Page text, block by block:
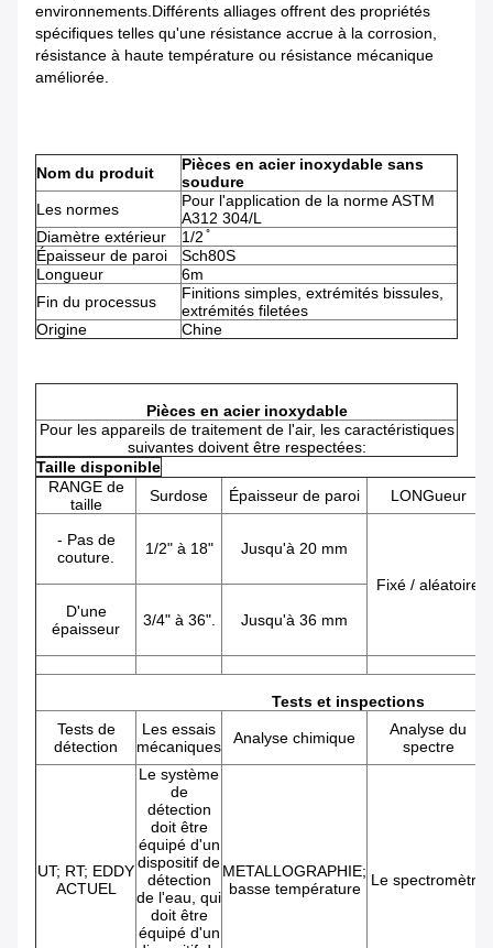
environnements.Différents alliages offrent des propriétés
spécifiques telles qu'une résistance accrue à la corrosion,
résistance à haute température ou résistance mécanique
améliorée.
Nom du produit
Pièces en acier inoxydable sans
soudure
Les normes
Pour l'application de la norme ASTM
A312 304/L
Diamètre extérieur
1/2 ̊
Épaisseur de paroi
Sch80S
Longueur
6m
Fin du processus
Finitions simples, extrémités bissules,
extrémités filetées
Origine
Chine
Pièces en acier inoxydable
Pour les appareils de traitement de l'air, les caractéristiques
suivantes doivent être respectées:
Taille disponible
RANGE de
taille
Surdose Épaisseur de paroi LONGueur
- Pas de
couture.
1/2" à 18" Jusqu'à 20 mm
Fixé / aléatoire
D'une
épaisseur
3/4" à 36". Jusqu'à 36 mm
Tests et inspections
Tests de
détection
Les essais
mécaniques
Analyse chimique
Analyse du
spectre
UT; RT; EDDY
ACTUEL
Le système
de
détection
doit être
équipé d'un
dispositif de
détection
de l'eau, qui
doit être
équipé d'un
METALLOGRAPHIE;
basse température
Le spectromètre